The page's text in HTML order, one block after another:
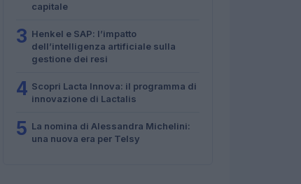
capitale
3 Henkel e SAP: l’impatto
dell’intelligenza artificiale sulla
gestione dei resi
4 Scopri Lacta Innova: il programma di
innovazione di Lactalis
5 La nomina di Alessandra Michelini:
una nuova era per Telsy